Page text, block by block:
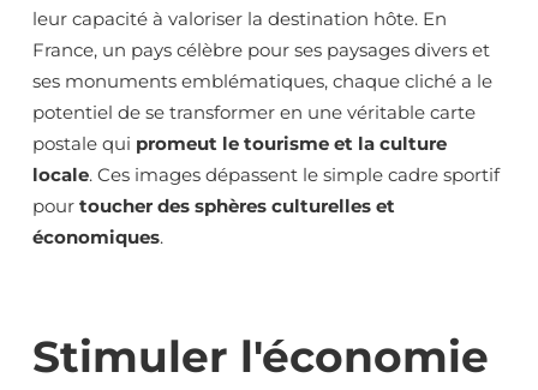
leur capacité à valoriser la destination hôte. En
France, un pays célèbre pour ses paysages divers et
ses monuments emblématiques, chaque cliché a le
potentiel de se transformer en une véritable carte
postale qui promeut le tourisme et la culture
locale. Ces images dépassent le simple cadre sportif
pour toucher des sphères culturelles et
économiques.
Stimuler l'économie